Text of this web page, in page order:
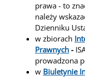
prawa - to
należy
Dzienniku
w zbiorach
Prawnych -
prowadzona
w Biuletynie